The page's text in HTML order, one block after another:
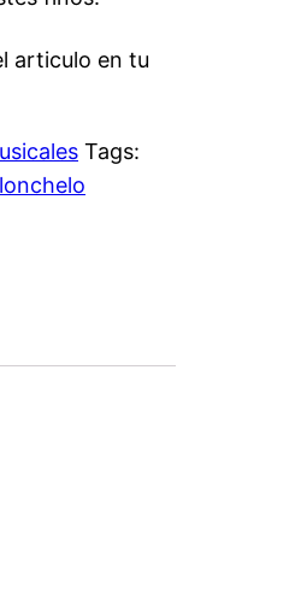
articulo en tu
Tags: